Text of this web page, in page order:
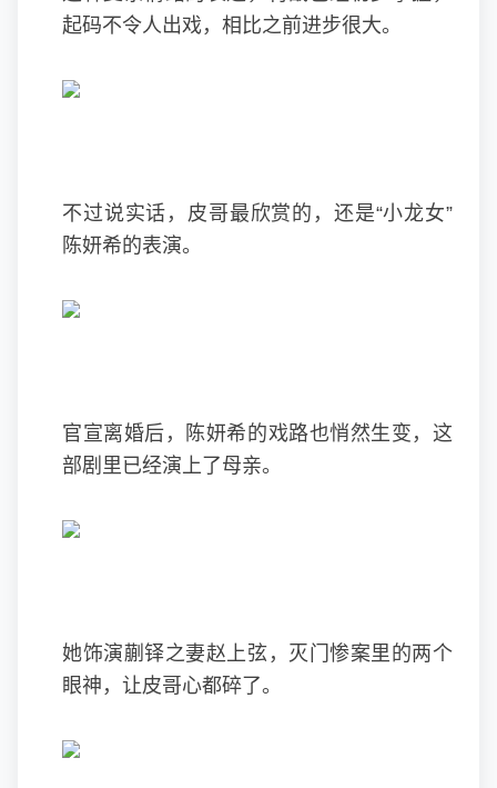
起码不令人出戏，相比之前进步很大。
不过说实话，皮哥最欣赏的，还是“小龙女”
陈妍希的表演。
官宣离婚后，陈妍希的戏路也悄然生变，这
部剧里已经演上了母亲。
她饰演蒯铎之妻赵上弦，灭门惨案里的两个
眼神，让皮哥心都碎了。